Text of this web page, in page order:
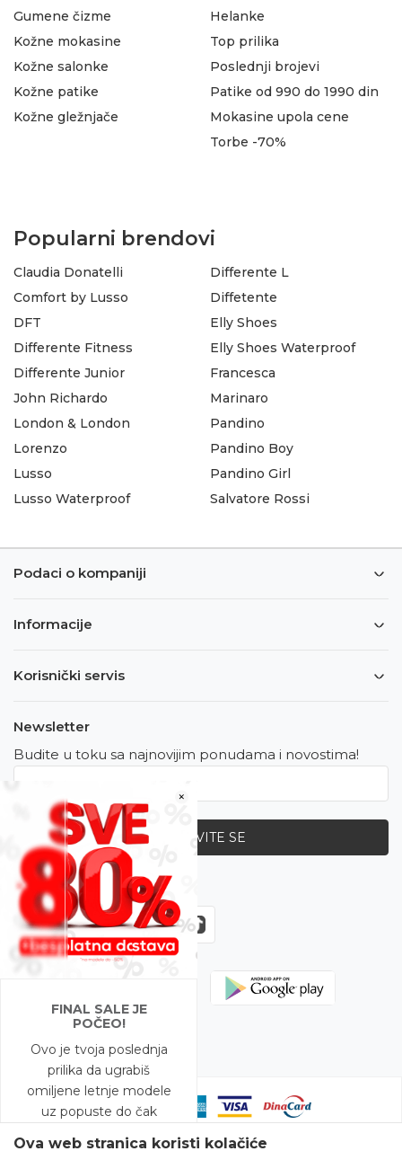
×
FINAL SALE JE
POČEO!
Ovo je tvoja poslednja
prilika da ugrabiš
omiljene letnje modele
uz popuste do čak
Gumene čizme
Helanke
Kožne mokasine
Kožne salonke
Kožne patike
Kožne gležnjače
Top prilika
Poslednji brojevi
Patike od 990 do 1990 din
Mokasine upola cene
Torbe -70%
Popularni brendovi
Claudia Donatelli
Comfort by Lusso
DFT
Differente Fitness
Differente Junior
Differente L
Diffetente
Elly Shoes
Elly Shoes Waterproof
Francesca
John Richardo
London & London
Lorenzo
Lusso
Lusso Waterproof
Marinaro
Pandino
Pandino Boy
Pandino Girl
Salvatore Rossi
Podaci o kompaniji
Informacije
Korisnički servis
Newsletter
Budite u toku sa najnovijim ponudama i novostima!
PRIJAVITE SE
Zapratite nas
Ova web stranica koristi kolačiće